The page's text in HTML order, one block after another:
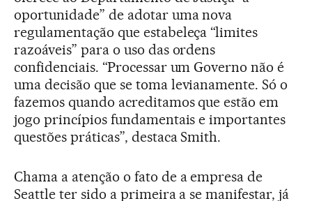
oportunidade” de adotar uma nova
regulamentação que estabeleça “limites
razoáveis” para o uso das ordens
confidenciais. “Processar um Governo não é
uma decisão que se toma levianamente. Só o
fazemos quando acreditamos que estão em
jogo princípios fundamentais e importantes
questões práticas”, destaca Smith.
Chama a atenção o fato de a empresa de
Seattle ter sido a primeira a se manifestar, já